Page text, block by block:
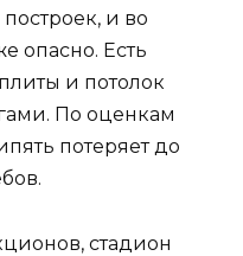
и во
опасно. Есть
и потолок
По оценкам
потеряет до
стадион